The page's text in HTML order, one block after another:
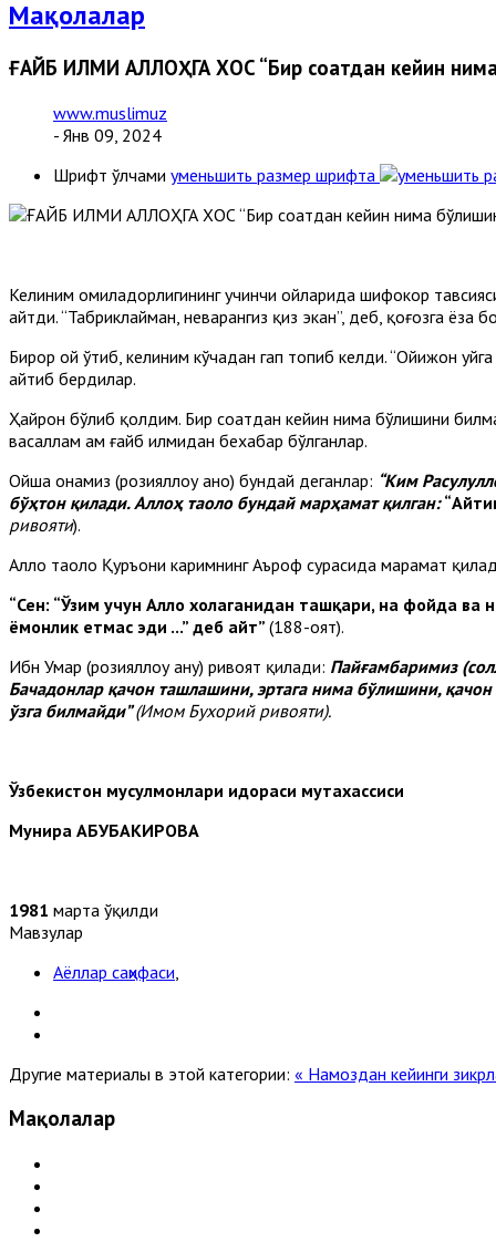
Мақолалар
ҒАЙБ ИЛМИ АЛЛОҲГА ХОС “Бир соатдан кейин
www.muslimuz
- Янв 09, 2024
Шрифт ўлчами уменьшить размер шрифта
Келиним ҳомиладорлигининг учинчи ойларида шифокор
айтди. “Табриклайман, неварангиз қиз экан”, деб, қоғозга ёза
Бирор ой ўтиб, келиним кўчадан гап топиб келди. “Ойижон
айтиб бердилар.
Ҳайрон бўлиб қолдим. Бир соатдан кейин нима бўлишини
васаллам ҳам ғайб илмидан бехабар бўлганлар.
Ойша онамиз (розияллоҳу анҳо) бундай деганлар: “Ким
бўҳтон қилади. Аллоҳ таоло бундай марҳамат қилган:
ривояти).
Аллоҳ таоло Қуръони каримнинг Аъроф сурасида марҳамат
“Сен: “Ўзим учун Аллоҳ хоҳлаганидан ташқари, на фойда
ёмонлик етмас эди ...” деб айт” (188-оят).
Ибн Умар (розияллоҳу анҳу) ривоят қилади: Пайғамбаримиз
Бачадонлар қачон ташлашини, эртага нима бўлишини,
ўзга билмайди”(Имом Бухорий ривояти).
Ўзбекистон мусулмонлари идораси мутахассиси
Мунира АБУБАКИРОВА
1981 марта ўқилди
Мавзулар
Аёллар саҳифаси
Другие материалы в этой категории: « Намоздан кейинги
Мақолалар